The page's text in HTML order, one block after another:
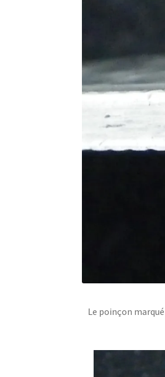
Le poinçon marqué